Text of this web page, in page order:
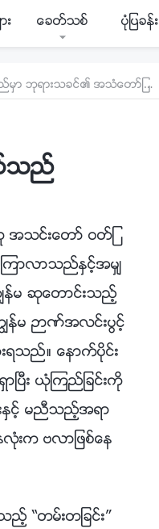
ေခတ္သစ္ ပုံျပခန္း
၈၈။ ဤသည္မွာ ဘုရားသခင္၏ အသံေတာ္ျဖစ္သည္
သည္
တူ အသင္းေတာ္ ဝတ္ျ
ၾကာလာသည္ႏွင့္အမွ်
န္မ ဆုေတာင္းသည့္
မ ဉာဏ္အလင္းပြင့္
းရသည္။ ေနာက္ပိုင္း
ၿပီး ယုံၾကည္ျခင္းကို
ႏွင့္ မညီသည့္အရာ
လုံးက ဗလာျဖစ္ေန
“တမ္းတျခင္း”